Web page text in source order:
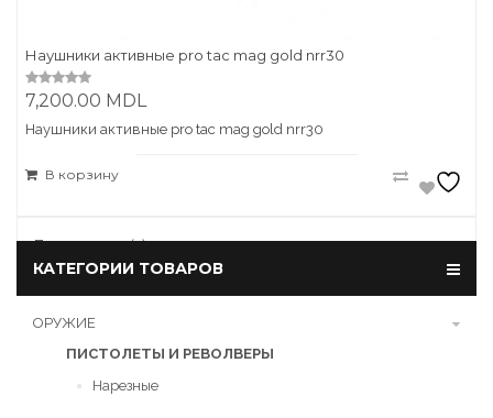
Наушники активные pro tac mag gold nrr30
0
u
f
5
7,200.00 MDL
Наушники активные pro tac mag gold nrr30
В корзину
Показаны все (2)
КАТЕГОРИИ ТОВАРОВ
ОРУЖИЕ
ПИСТОЛЕТЫ И РЕВОЛВЕРЫ
Нарезные